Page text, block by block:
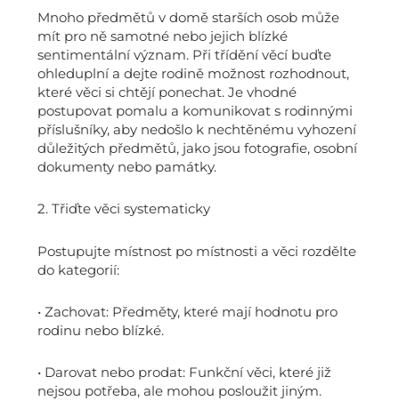
Mnoho předmětů v domě starších osob může
mít pro ně samotné nebo jejich blízké
sentimentální význam. Při třídění věcí buďte
ohleduplní a dejte rodině možnost rozhodnout,
které věci si chtějí ponechat. Je vhodné
postupovat pomalu a komunikovat s rodinnými
příslušníky, aby nedošlo k nechtěnému vyhození
důležitých předmětů, jako jsou fotografie, osobní
dokumenty nebo památky.
2. Třiďte věci systematicky
Postupujte místnost po místnosti a věci rozdělte
do kategorií:
• Zachovat: Předměty, které mají hodnotu pro
rodinu nebo blízké.
• Darovat nebo prodat: Funkční věci, které již
nejsou potřeba, ale mohou posloužit jiným.